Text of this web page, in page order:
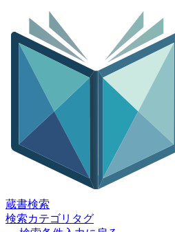
蔵書検索
検索カテゴリ タグ